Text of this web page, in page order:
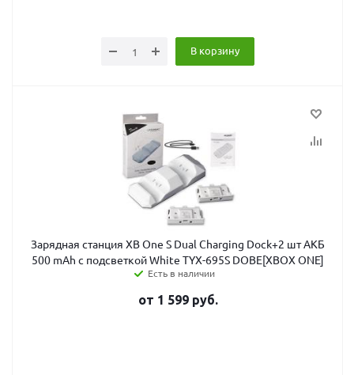
В корзину
Зарядная станция XB One S Dual Charging Dock+2 шт АКБ
500 mAh с подсветкой White TYX-695S DOBE[XBOX ONE]
Есть в наличии
от 1 599руб.